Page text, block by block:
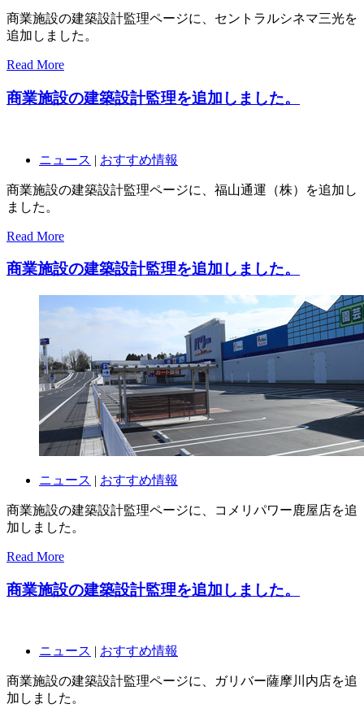
商業施設の建築設計監理ページに、セントラルシネマ三光を
追加しました。
Read More
商業施設の建築設計監理を追加しました。
ニュース | おすすめ情報
商業施設の建築設計監理ページに、福山通運（株）を追加し
ました。
Read More
商業施設の建築設計監理を追加しました。
ニュース | おすすめ情報
商業施設の建築設計監理ページに、コメリパワー鹿屋店を追
加しました。
Read More
商業施設の建築設計監理を追加しました。
ニュース | おすすめ情報
商業施設の建築設計監理ページに、ガリバー薩摩川内店を追
加しました。